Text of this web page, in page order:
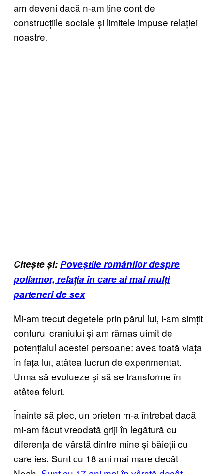
am deveni dacă n-am ține cont de
construcțiile sociale și limitele impuse relației
noastre.
Citește și:Poveștile românilor despre
poliamor, relația în care ai mai mulți
parteneri de sex
Mi-am trecut degetele prin părul lui, i-am simțit
conturul craniului și am rămas uimit de
potențialul acestei persoane: avea toată viața
în fața lui, atâtea lucruri de experimentat.
Urma să evolueze și să se transforme în
atâtea feluri.
Înainte să plec, un prieten m-a întrebat dacă
mi-am făcut vreodată griji în legătură cu
diferența de vârstă dintre mine și băieții cu
care ies. Sunt cu 18 ani mai mare decât